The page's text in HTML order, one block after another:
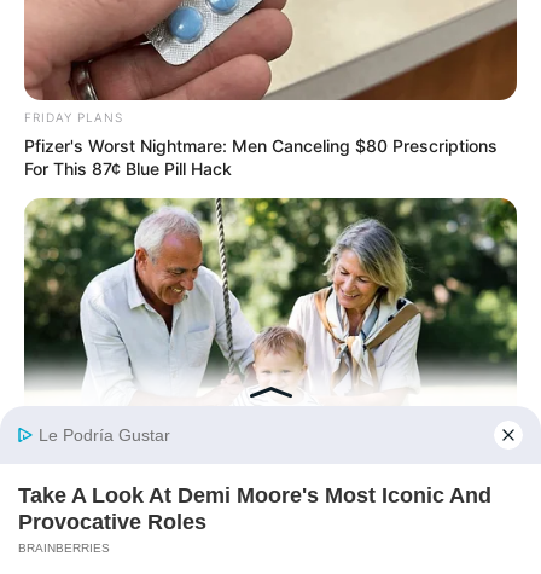
FRIDAY PLANS
Pfizer's Worst Nightmare: Men Canceling $80 Prescriptions
For This 87¢ Blue Pill Hack
JOINT CARE
Discover What May Be Influencing Your Joint Mobility